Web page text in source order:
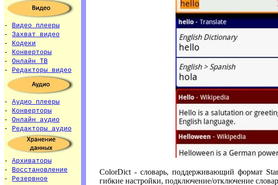
- Видео плееры
- Захват видео
- Кодеки
- Конверторы
- Онлайн ТВ
- Редакторы видео
- Аудио плееры
- Конверторы
- Онлайн аудио
- Редакторы аудио
- Архиваторы
- Восстановление
- Резервное
ColorDict - словарь, поддерживающий формат
гибкие настройки, подключение/отключение